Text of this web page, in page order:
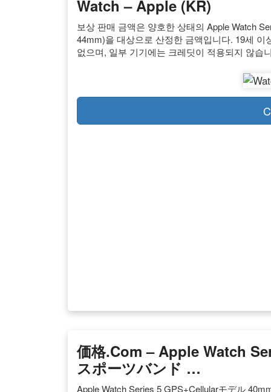
Watch – Apple (KR)
보상 판매 금액은 양호한 상태의 Apple Watch
44mm)을 대상으로 산정한 금액입니다. 19세
없으며, 일부 기기에는 크레딧이 적용되지 않습
価格.com – Apple Watch
スポーツバンド …
Apple Watch Series 5 GPS+Cellularモデル